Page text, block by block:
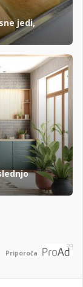
jedi,
Priporoča